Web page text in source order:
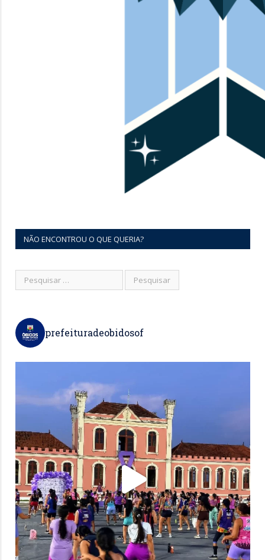
NÃO ENCONTROU O QUE QUERIA?
prefeituradeobidosof